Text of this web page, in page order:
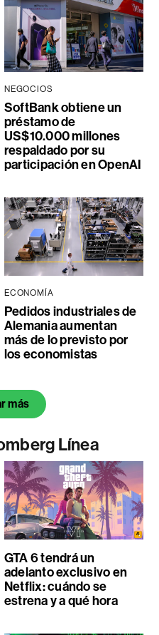
NEGOCIOS
SoftBank obtiene un
préstamo de
US$10.000 millones
respaldado por su
participación en OpenAI
ECONOMÍA
Pedidos industriales de
Alemania aumentan
más de lo previsto por
los economistas
más
Línea
GTA 6 tendrá un
adelanto exclusivo en
Netflix: cuándo se
estrena y a qué hora